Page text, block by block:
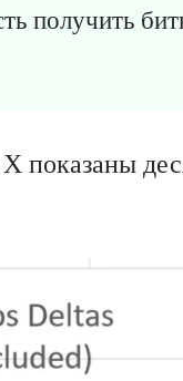
получить
показаны